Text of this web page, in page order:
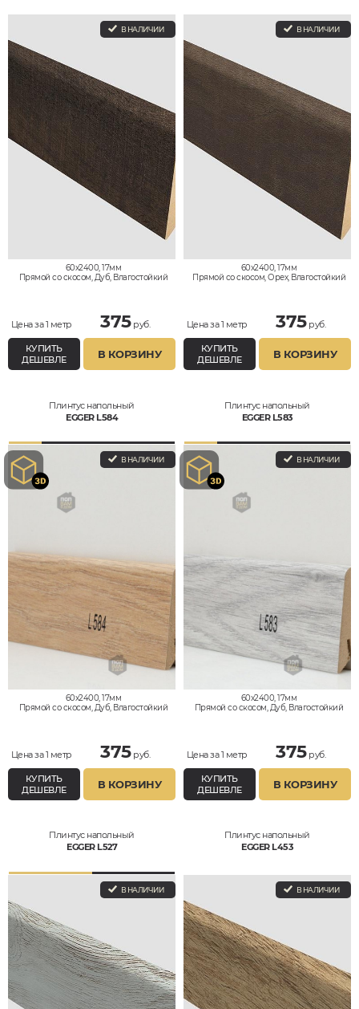
В НАЛИЧИИ
60x2400, 17мм
Прямой со скосом, Дуб, Влагостойкий
Цена за 1 метр 375руб.
КУПИТЬ
ДЕШЕВЛЕ
В КОРЗИНУ
В НАЛИЧИИ
60x2400, 17мм
Прямой со скосом, Орех, Влагостойкий
Цена за 1 метр 375руб.
КУПИТЬ
ДЕШЕВЛЕ
В КОРЗИНУ
Плинтус напольный
EGGER L584
В НАЛИЧИИ
60x2400, 17мм
Прямой со скосом, Дуб, Влагостойкий
Цена за 1 метр 375руб.
КУПИТЬ
ДЕШЕВЛЕ
В КОРЗИНУ
Плинтус напольный
EGGER L583
В НАЛИЧИИ
60x2400, 17мм
Прямой со скосом, Дуб, Влагостойкий
Цена за 1 метр 375руб.
КУПИТЬ
ДЕШЕВЛЕ
В КОРЗИНУ
Плинтус напольный
EGGER L527
В НАЛИЧИИ
Плинтус напольный
EGGER L453
В НАЛИЧИИ